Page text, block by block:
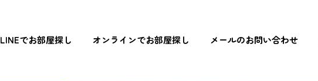
LINEでお部屋探し オンラインでお部屋探し メールのお問い合わせ